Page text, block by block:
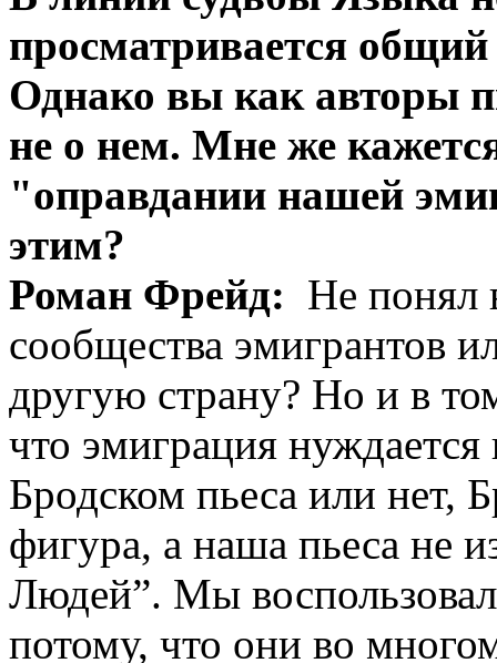
просматривается
Однако вы как авторы
не о нем. Мне же
"оправдании нашей
этим?
Роман Фрейд: Не понял
сообщества эмигрантов
другую страну? Но и в
что эмиграция
Бродском пьеса или нет,
фигура, а наша пьеса не
Людей”. Мы
потому, что они во